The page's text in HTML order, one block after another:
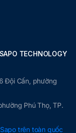
TECHNOLOGY
Đội Cấn, phường
Phú Thọ, TP.
trên toàn quốc